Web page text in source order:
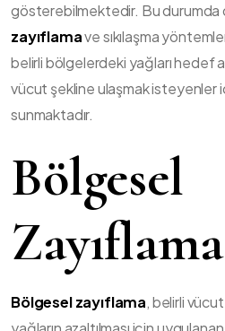
gösterebilmektedir. Bu durumda
zayıflamave sıkılaşma
belirli bölgelerdeki yağları hedef
vücut şekline ulaşmak isteyenler
sunmaktadır.
Bölgesel
Bölgesel zayıflama, belirli